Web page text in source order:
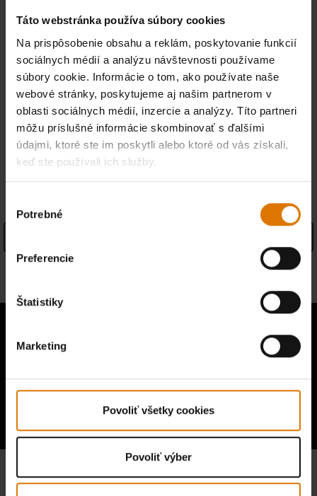
Táto webstránka používa súbory cookies
Na prispôsobenie obsahu a reklám, poskytovanie funkcií
sociálnych médií a analýzu návštevnosti používame
súbory cookie. Informácie o tom, ako používate naše
webové stránky, poskytujeme aj našim partnerom v
oblasti sociálnych médií, inzercie a analýzy. Títo partneri
môžu príslušné informácie skombinovať s ďalšími
údajmi, ktoré ste im poskytli alebo ktoré od vás získali,
keď ste používali ich služby.
súhlasu
Potrebné
Preferencie
Štatistiky
Marketing
Povoliť všetky cookies
Povoliť výber
Doručenie balíka do 6-9 pracovných dní. Grily cca 1-2 týždne.
Bezplatné vrátenie tovaru (Viac informácií)
Nájsť predajcu
SPECIFICATIONS
Vypočujte si názory ostatných
grilovačov